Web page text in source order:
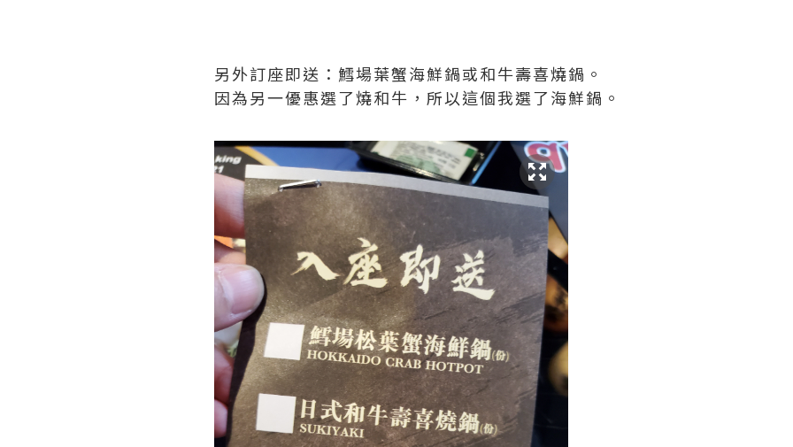
另外訂座即送：鱈場葉蟹海鮮鍋或和牛壽喜燒鍋。
因為另一優惠選了燒和牛，所以這個我選了海鮮鍋。